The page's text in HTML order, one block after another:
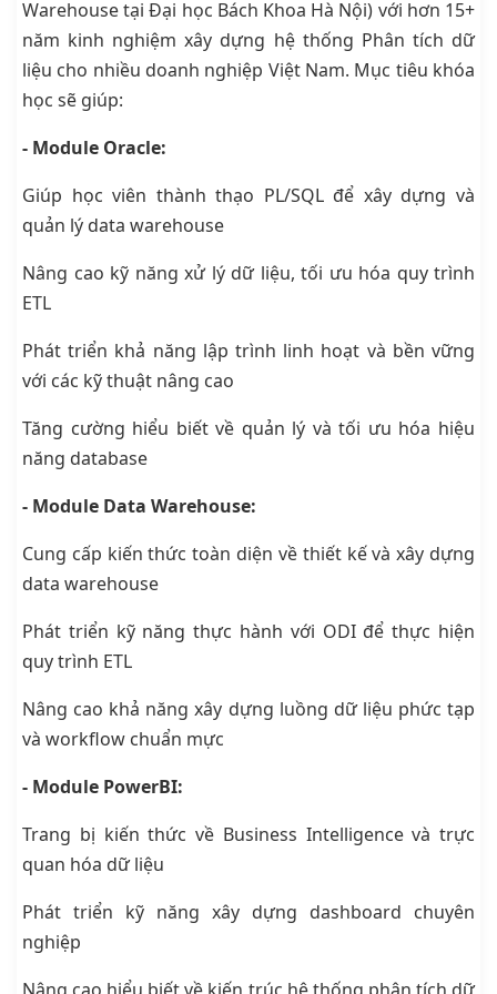
Warehouse tại Đại học Bách Khoa Hà Nội) với hơn 15+
năm kinh nghiệm xây dựng hệ thống Phân tích dữ
liệu cho nhiều doanh nghiệp Việt Nam. Mục tiêu khóa
học sẽ giúp:
- Module Oracle:
Giúp học viên thành thạo PL/SQL để xây dựng và
quản lý data warehouse
Nâng cao kỹ năng xử lý dữ liệu, tối ưu hóa quy trình
ETL
Phát triển khả năng lập trình linh hoạt và bền vững
với các kỹ thuật nâng cao
Tăng cường hiểu biết về quản lý và tối ưu hóa hiệu
năng database
- Module Data Warehouse:
Cung cấp kiến thức toàn diện về thiết kế và xây dựng
data warehouse
Phát triển kỹ năng thực hành với ODI để thực hiện
quy trình ETL
Nâng cao khả năng xây dựng luồng dữ liệu phức tạp
và workflow chuẩn mực
- Module PowerBI:
Trang bị kiến thức về Business Intelligence và trực
quan hóa dữ liệu
Phát triển kỹ năng xây dựng dashboard chuyên
nghiệp